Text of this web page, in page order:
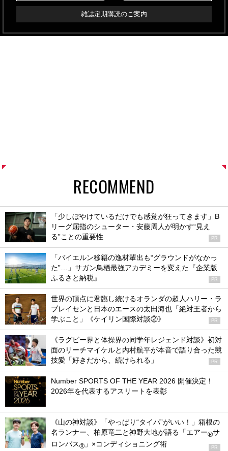
雑誌定期購読のご案内
RECOMMEND
「少しぼやけているだけでも感覚が狂ってきます」B
リーグ屈指のシューター・安藤周人が明かす“見え
る”ことの重要性
PR
「バイエルン移籍の逸材輩出も“グラウンドがなかっ
た”…」サガン鳥栖最強アカデミーを変えた『企業版
ふるさと納税』
PR
世界の頂点に君臨し続けるオランダの超人ハリー・ラ
ブレイセンと日本のエースの太田海也「絶対王者から
学ぶこと」《ケイリン国際対談②》
PR
《ラグビー界と体操界の同学年レジェンド対談》初対
面のリーチマイケルと内村航平が本音で語り合った競
技愛「好きだから、続けられる」
PR
Number SPORTS OF THE YEAR 2026 開催決定！
2026年を代表するアスリートを表彰
《山の神対談》「やっぱり“タイパ”がいい！」箱根の
名ランナー、柏原竜二と神野大地が語る「エアー®サ
ロンパス® 」×コンディショニング術 PR